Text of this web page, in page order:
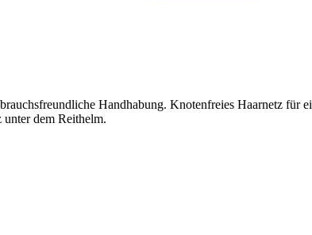
Handhabung. Knotenfreies Haarnetz für
dem Reithelm.